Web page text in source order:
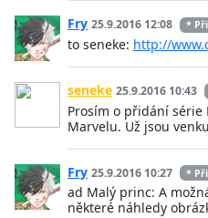
Fry 25.9.2016 12:08 *
to seneke: http://
seneke 25.9.2016 10:43
Prosím o přidání
Marvelu. Už jsou
Fry 25.9.2016 10:27 *
ad Malý princ: A
některé náhledy